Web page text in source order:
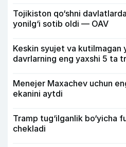
Tojikiston qo‘shni
yonilg‘i sotib oldi — OAV
Keskin syujet va kutilmagan
davrlarning eng yaxshi 5 ta
Menejer Maxachev uchun
ekanini aytdi
Tramp tug‘ilganlik bo‘yicha
chekladi